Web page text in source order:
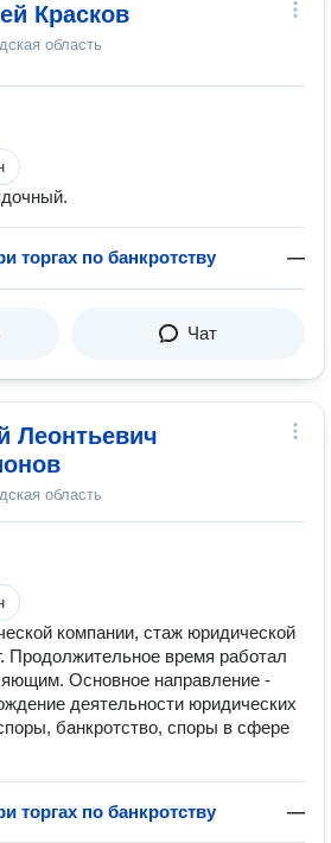
Красков
область
торгах по банкротству —
Чат
Леонтьевич
область
компании, стаж юридической
Продолжительное время работал
Основное направление -
деятельности юридических
банкротство, споры в сфере
торгах по банкротству —